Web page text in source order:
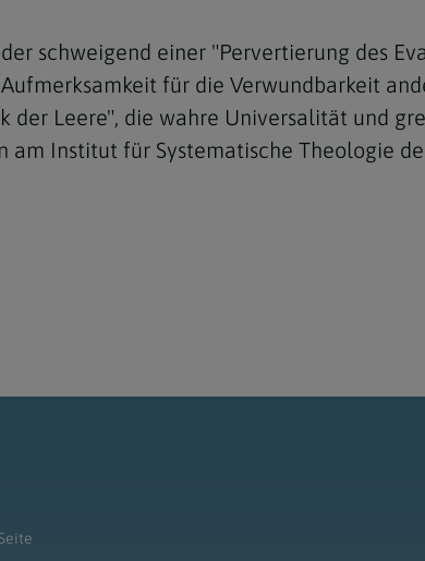
schweigend einer "Pervertierung des
für die Verwundbarkeit
Leere", die wahre Universalität und
am Institut für Systematische Theologie